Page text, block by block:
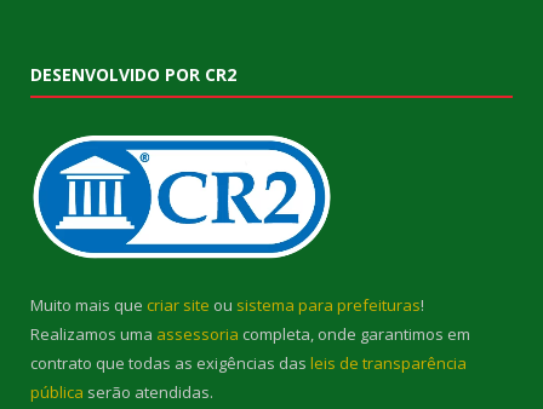
DESENVOLVIDO POR CR2
Muito mais que criar site ou sistema para prefeituras!
Realizamos uma assessoria completa, onde garantimos em
contrato que todas as exigências das leis de transparência
pública serão atendidas.